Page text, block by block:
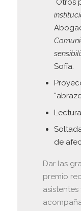
Sofía.
de
Dar las
premio